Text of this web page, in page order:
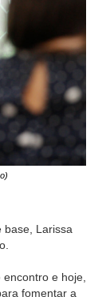
base, Larissa
e hoje,
fomentar a